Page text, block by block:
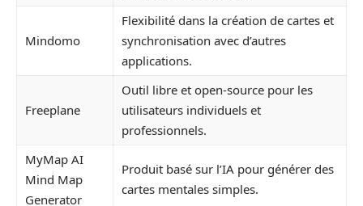
Mindomo
Flexibilité dans la création de cartes et
synchronisation avec d’autres
applications.
Freeplane
Outil libre et open-source pour les
utilisateurs individuels et
professionnels.
MyMap AI
Mind Map
Generator
Produit basé sur l’IA pour générer des
cartes mentales simples.